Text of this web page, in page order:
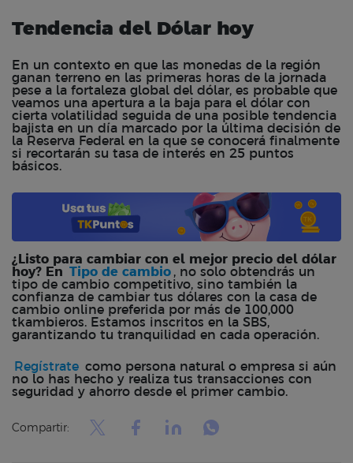
Tendencia del Dólar hoy
En un contexto en que las monedas de la región
ganan terreno en las primeras horas de la jornada
pese a la fortaleza global del dólar, es probable que
veamos una apertura a la baja para el dólar con
cierta volatilidad seguida de una posible tendencia
bajista en un día marcado por la última decisión de
la Reserva Federal en la que se conocerá finalmente
si recortarán su tasa de interés en 25 puntos
básicos.
¿Listo para cambiar con el mejor precio del dólar
hoy? En
Tipo de cambio , no solo obtendrás un
tipo de cambio competitivo, sino también la
confianza de cambiar tus dólares con la casa de
cambio online preferida por más de 100,000
tkambieros. Estamos inscritos en la SBS,
garantizando tu tranquilidad en cada operación.
Regístrate como persona natural o empresa si aún
no lo has hecho y realiza tus transacciones con
seguridad y ahorro desde el primer cambio.
Compartir: